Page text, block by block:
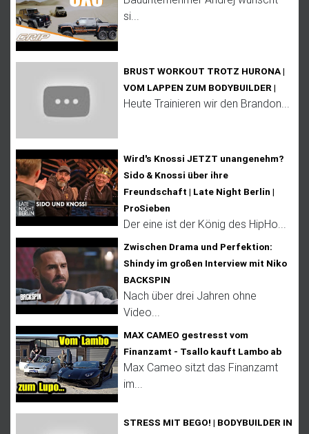
si...
BRUST WORKOUT TROTZ HURONA |
VOM LAPPEN ZUM BODYBUILDER |
Heute Trainieren wir den Brandon...
Wird's Knossi JETZT unangenehm?
Sido & Knossi über ihre
Freundschaft | Late Night Berlin |
ProSieben
Der eine ist der König des HipHo...
Zwischen Drama und Perfektion:
Shindy im großen Interview mit Niko
BACKSPIN
Nach über drei Jahren ohne
Video...
MAX CAMEO gestresst vom
Finanzamt - Tsallo kauft Lambo ab
Max Cameo sitzt das Finanzamt
im...
STRESS MIT BEGO! | BODYBUILDER IN